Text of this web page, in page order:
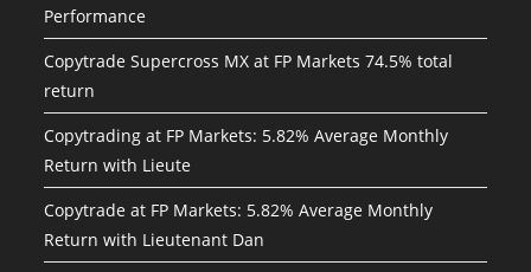
Performance
Copytrade Supercross MX at FP Markets 74.5% total
return
Copytrading at FP Markets: 5.82% Average Monthly
Return with Lieute
Copytrade at FP Markets: 5.82% Average Monthly
Return with Lieutenant Dan